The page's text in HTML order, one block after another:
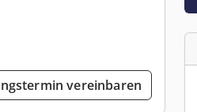
vereinbaren